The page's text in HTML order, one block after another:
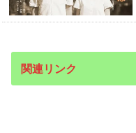
関連リンク